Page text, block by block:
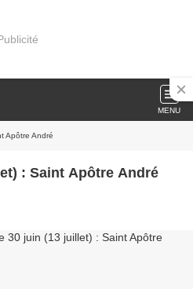
MENU
Apôtre André
: Saint Apôtre André